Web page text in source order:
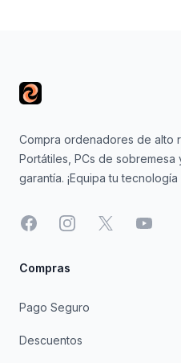
Compra ordenadores de alto
Portátiles, PCs de
garantía. ¡Equipa tu tecnología
FacebookInstagram
X YouTube
Compras
Pago Seguro
Descuentos